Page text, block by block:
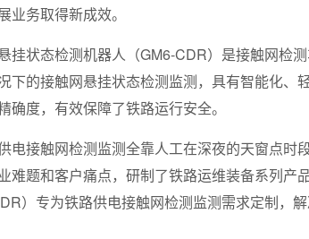
业务取得新成效。
挂状态检测机器人（GM6-CDR）是接触网检
下的接触网悬挂状态检测监测，具有智能化
确度，有效保障了铁路运行安全。
电接触网检测监测全靠人工在深夜的天窗点
难题和客户痛点，研制了铁路运维装备系列
）专为铁路供电接触网检测监测需求定制，